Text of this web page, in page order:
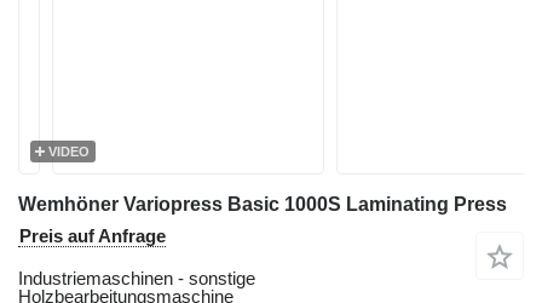
VIDEO
Wemhöner Variopress Basic 1000S Laminating Press
Preis auf Anfrage
Industriemaschinen - sonstige
Holzbearbeitungsmaschine